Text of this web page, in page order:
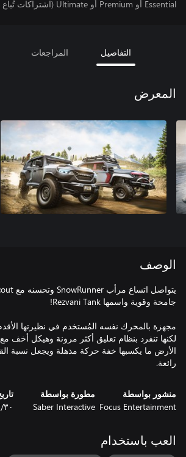
Essential أو Premium أو Ultimate (اشتراكات تُباع بشكل منفصل).
التفاصيل المراجعات
المعرض
الوصف
لكنها تنفرد بنظام تعليق أكثر مرونة وهيكل أخف
الأرض ما يكسبها خفة حركة مذهلة ويجعل نسبة
رائعة.
منشور بواسطة
Focus Entertainment
مطورة بواسطة
Saber Interactive ٣٠‏/٧‏/٢٠٢٤
العب باستخدام